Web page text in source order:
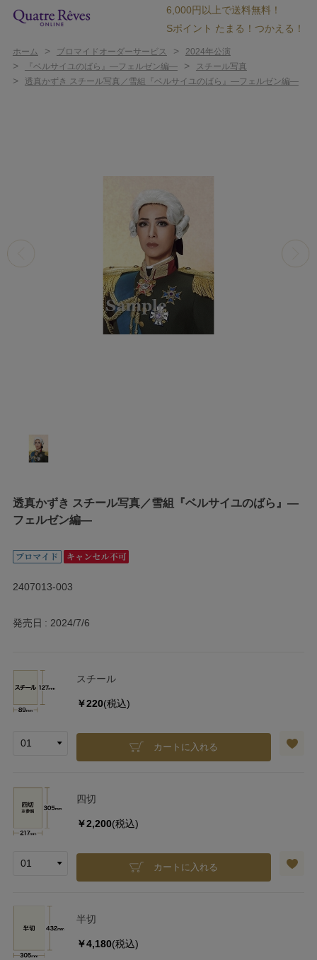
6,000円以上で送料無料！
Sポイント たまる！つかえる！
ホーム > ブロマイドオーダーサービス > 2024年公演
> 『ベルサイユのばら』―フェルゼン編― > スチール写真
> 透真かずき スチール写真／雪組『ベルサイユのばら』―フェルゼン編―
透真かずき スチール写真／雪組『ベルサイユのばら』―
フェルゼン編―
2407013-003
発売日 2024/7/6
スチール
￥220(税込)
カートに入れる
四切
￥2,200(税込)
カートに入れる
半切
￥4,180(税込)